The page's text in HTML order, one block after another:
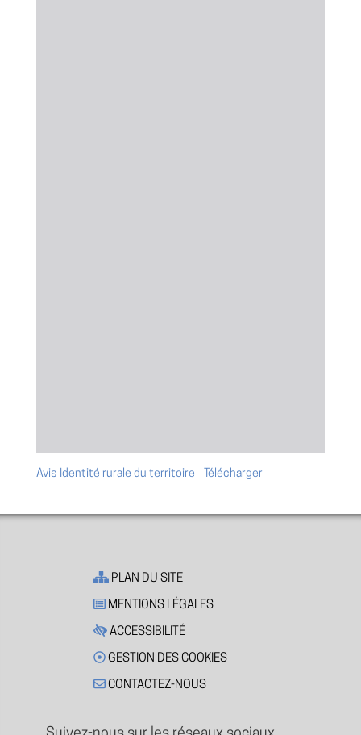
Avis Identité rurale du territoire Télécharger
PLAN DU SITE
MENTIONS LÉGALES
ACCESSIBILITÉ
GESTION DES COOKIES
CONTACTEZ-NOUS